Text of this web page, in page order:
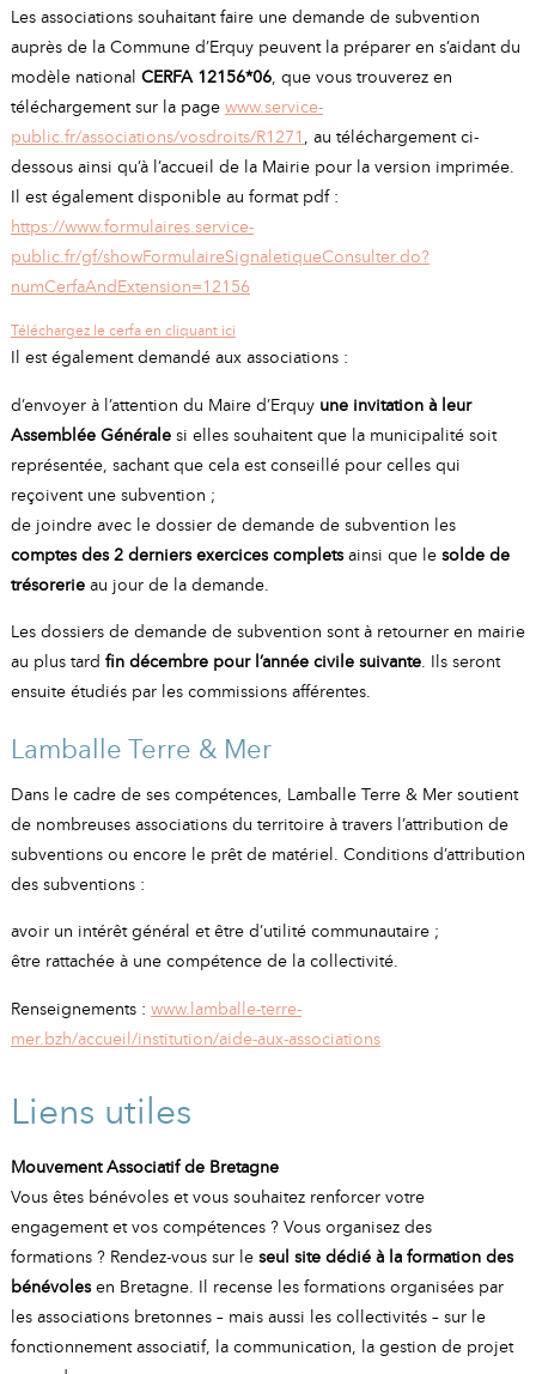
Les associations souhaitant faire une demande de subvention
auprès de la Commune d’Erquy peuvent la préparer en s’aidant du
modèle national CERFA 12156*06, que vous trouverez en
téléchargement sur la page www.service-
public.fr/associations/vosdroits/R1271 , au téléchargement ci-
dessous ainsi qu’à l’accueil de la Mairie pour la version imprimée.
Il est également disponible au format pdf :
https://www.formulaires.service-
public.fr/gf/showFormulaireSignaletiqueConsulter.do?
numCerfaAndExtension=12156
Téléchargez le cerfa en cliquant ici
Il est également demandé aux associations :
d’envoyer à l’attention du Maire d’Erquy une invitation à leur
Assemblée Généralesi elles souhaitent que la municipalité soit
représentée, sachant que cela est conseillé pour celles qui
reçoivent une subvention ;
de joindre avec le dossier de demande de subvention les
comptes des 2 derniers exercices completsainsi que le solde de
trésorerieau jour de la demande.
Les dossiers de demande de subvention sont à retourner en mairie
au plus tard fin décembre pour l’année civile suivante. Ils seront
ensuite étudiés par les commissions afférentes.
Lamballe Terre & Mer
Dans le cadre de ses compétences, Lamballe Terre & Mer soutient
de nombreuses associations du territoire à travers l’attribution de
subventions ou encore le prêt de matériel. Conditions d’attribution
des subventions :
avoir un intérêt général et être d’utilité communautaire ;
être rattachée à une compétence de la collectivité.
Renseignements : www.lamballe-terre-
mer.bzh/accueil/institution/aide-aux-associations
Liens utiles
Mouvement Associatif de Bretagne
Vous êtes bénévoles et vous souhaitez renforcer votre
engagement et vos compétences ? Vous organisez des
formations ? Rendez-vous sur le seul site dédié à la formation des
bénévolesen Bretagne. Il recense les formations organisées par
les associations bretonnes – mais aussi les collectivités – sur le
fonctionnement associatif, la communication, la gestion de projet